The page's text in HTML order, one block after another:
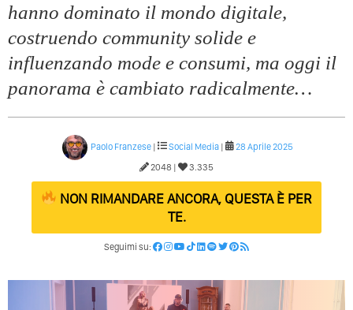
hanno dominato il mondo digitale,
costruendo community solide e
influenzando mode e consumi, ma oggi il
panorama è cambiato radicalmente…
Paolo Franzese| Social Media|
28 Aprile 2025
2048 |
3.335
NON RIMANDARE ANCORA, QUESTA È PER
TE.
Seguimi su: